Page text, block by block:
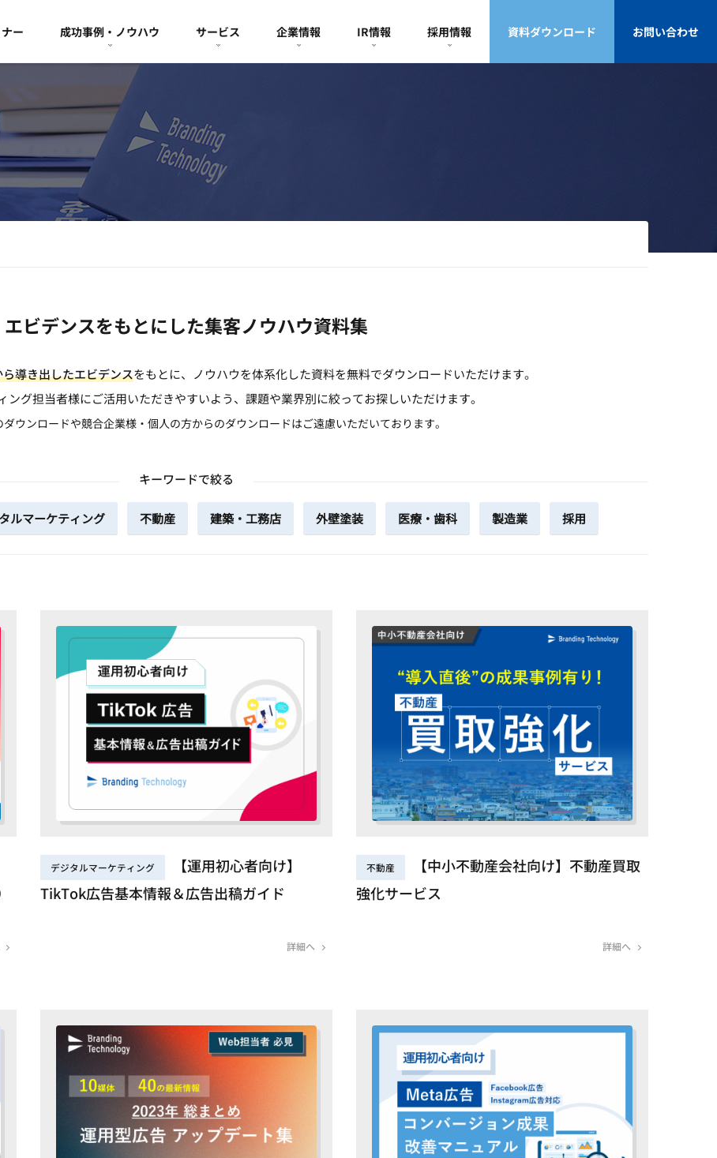
ー 成功事例・ノウハウ サービス 企業情報 IR情報 採用情報 資料ダウンロード お問い合わせ
エビデンスをもとにした集客ノウハウ資料集
導き出したエビデンスをもとに、ノウハウを体系化した資料を無料でダウンロードいただけます。
ング担当者様にご活用いただきやすいよう、課題や業界別に絞ってお探しいただけます。
ウンロードや競合企業様・個人の方からのダウンロードはご遠慮いただいております。
キーワードで絞る
ルマーケティング 不動産 建築・工務店 外壁塗装 医療・歯科 製造業 採用
デジタルマーケティング
【運用初心者向け】
TikTok広告基本情報＆広告出稿ガイド
詳細へ
不動産
【中小不動産会社向け】不動産買取
強化サービス
詳細へ